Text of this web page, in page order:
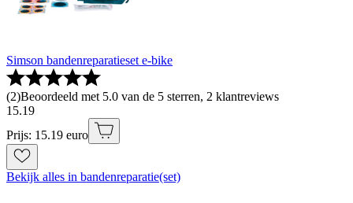
Simson bandenreparatieset e-bike
(2)Beoordeeld met 5.0 van de 5 sterren, 2 klantreviews
15.19
Prijs: 15.19 euro
Bekijk alles in bandenreparatie(set)